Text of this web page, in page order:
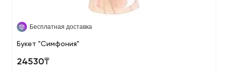
Бесплатная доставка
Букет "Симфония"
24530₸